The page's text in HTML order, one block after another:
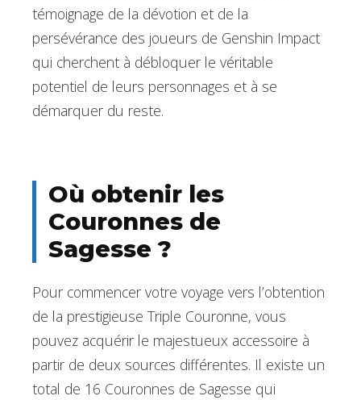
témoignage de la dévotion et de la
persévérance des joueurs de Genshin Impact
qui cherchent à débloquer le véritable
potentiel de leurs personnages et à se
démarquer du reste.
Où obtenir les
Couronnes de
Sagesse ?
Pour commencer votre voyage vers l’obtention
de la prestigieuse Triple Couronne, vous
pouvez acquérir le majestueux accessoire à
partir de deux sources différentes. Il existe un
total de 16 Couronnes de Sagesse qui